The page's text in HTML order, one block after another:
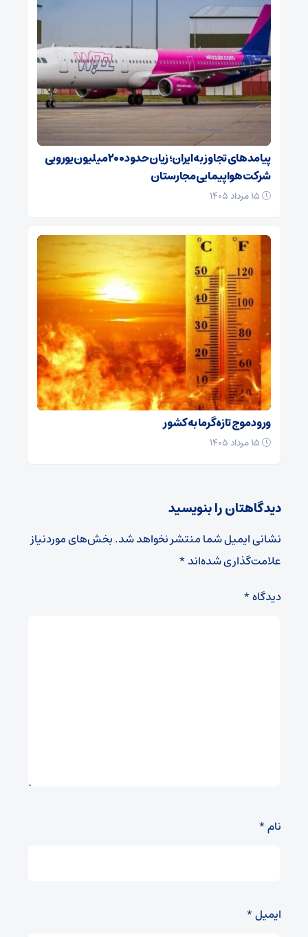
پیامدهای تجاوز به ایران؛ زیان حدود ۲۰۰ میلیون یورویی
شرکت هواپیمایی مجارستان
ورود موج تازه گرما به کشور
دیدگاهتان را بنویسید
نشانی ایمیل شما منتشر نخواهد شد.بخش‌های موردنیاز
علامت‌گذاری شده‌اند*
دیدگاه*
نام*
ایمیل*